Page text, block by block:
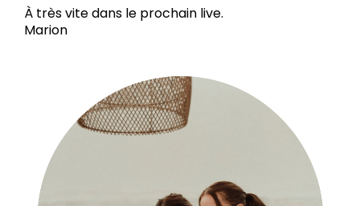
À très vite dans le prochain live.
Marion